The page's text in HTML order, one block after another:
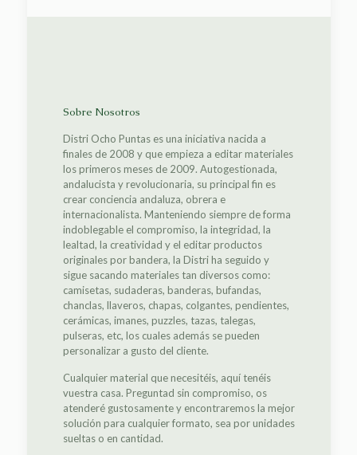
Sobre Nosotros
Distri Ocho Puntas es una iniciativa nacida a
finales de 2008 y que empieza a editar materiales
los primeros meses de 2009. Autogestionada,
andalucista y revolucionaria, su principal fin es
crear conciencia andaluza, obrera e
internacionalista. Manteniendo siempre de forma
indoblegable el compromiso, la integridad, la
lealtad, la creatividad y el editar productos
originales por bandera, la Distri ha seguido y
sigue sacando materiales tan diversos como:
camisetas, sudaderas, banderas, bufandas,
chanclas, llaveros, chapas, colgantes, pendientes,
cerámicas, imanes, puzzles, tazas, talegas,
pulseras, etc, los cuales además se pueden
personalizar a gusto del cliente.
Cualquier material que necesitéis, aquí tenéis
vuestra casa. Preguntad sin compromiso, os
atenderé gustosamente y encontraremos la mejor
solución para cualquier formato, sea por unidades
sueltas o en cantidad.